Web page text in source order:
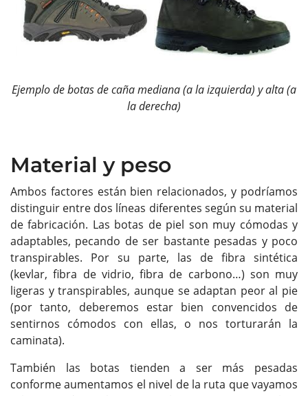
Ejemplo de botas de caña mediana (a la izquierda) y alta (a
la derecha)
Material y peso
Ambos factores están bien relacionados, y podríamos
distinguir entre dos líneas diferentes según su material
de fabricación. Las botas de piel son muy cómodas y
adaptables, pecando de ser bastante pesadas y poco
transpirables. Por su parte, las de fibra sintética
(kevlar, fibra de vidrio, fibra de carbono…) son muy
ligeras y transpirables, aunque se adaptan peor al pie
(por tanto, deberemos estar bien convencidos de
sentirnos cómodos con ellas, o nos torturarán la
caminata).
También las botas tienden a ser más pesadas
conforme aumentamos el nivel de la ruta que vayamos